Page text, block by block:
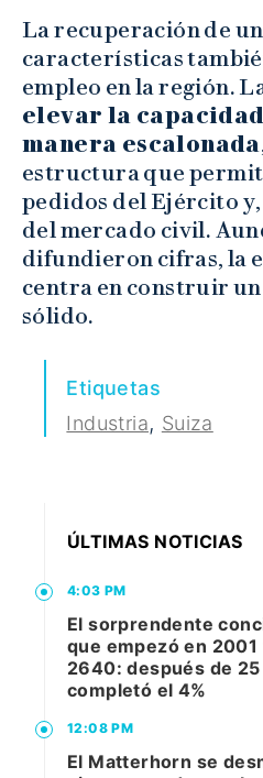
La recuperación de
características
empleo en la región.
elevar la
manera escalonada
estructura que
pedidos del Ejército
del mercado civil.
difundieron cifras, la
centra en construir
sólido.
Etiquetas
Industria, Suiza
ÚLTIMAS NOTICIAS
4:03 PM
El sorprendente
que empezó en
2640: después de
completó el 4%
12:08 PM
El Matterhorn se